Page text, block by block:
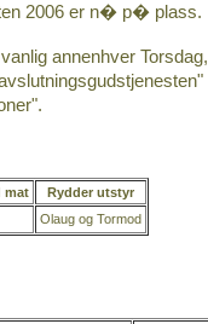
2006 er n� p� plass.
annenhver
mat
Rydder utstyr
Olaug og Tormod